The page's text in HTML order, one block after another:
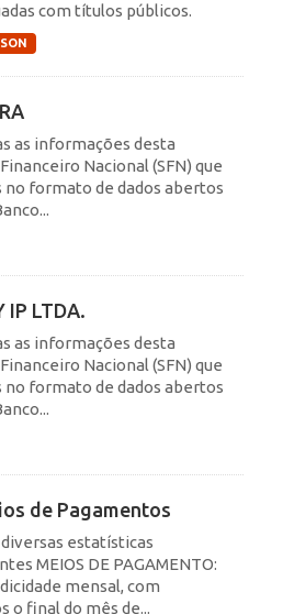
com títulos públicos.
as informações desta
Nacional (SFN) que
formato de dados abertos
IP LTDA.
as informações desta
Nacional (SFN) que
formato de dados abertos
de Pagamentos
estatísticas
MEIOS DE PAGAMENTO:
mensal, com
o final do mês de...